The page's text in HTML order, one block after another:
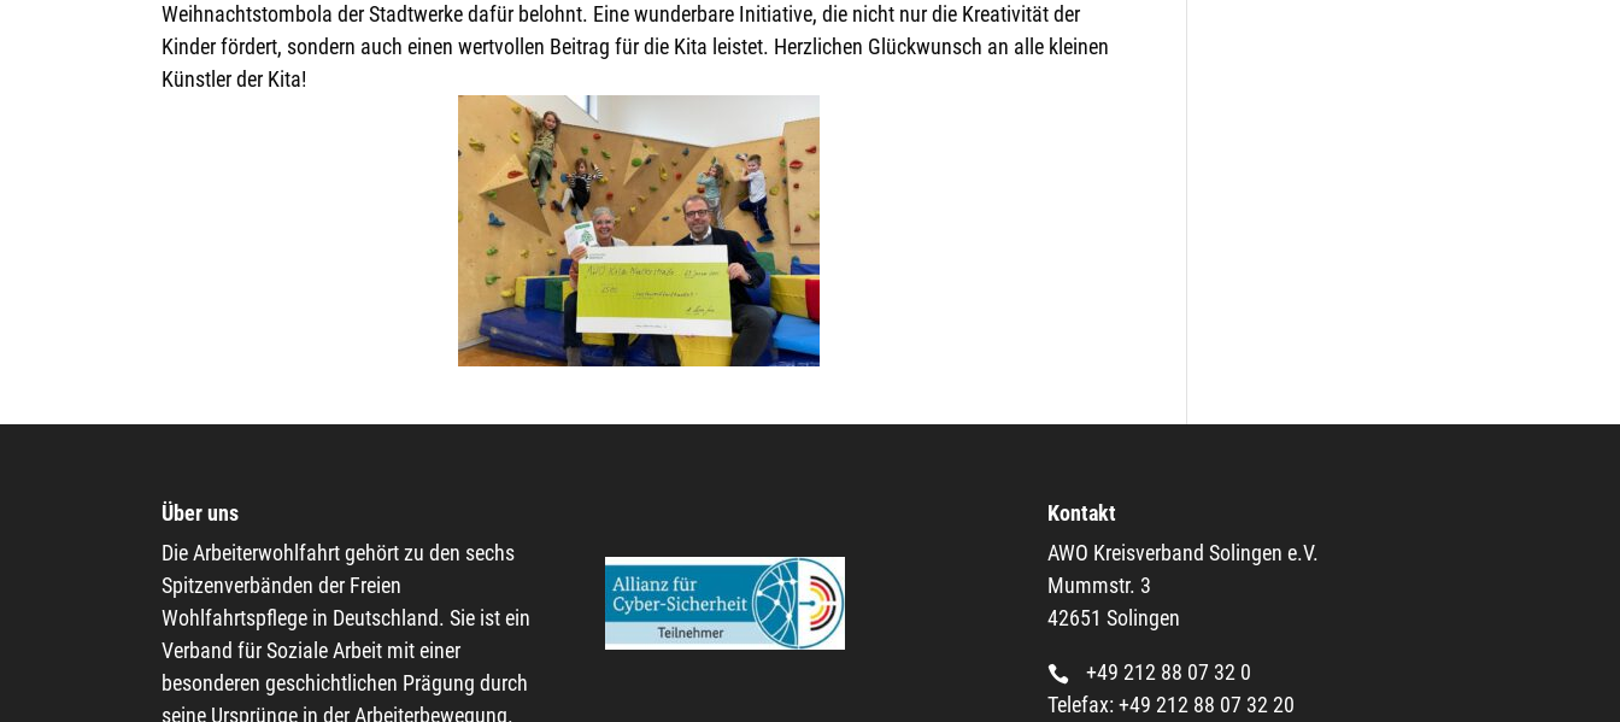
Weihnachtstombola der Stadtwerke dafür belohnt. Eine wunderbare Initiative, die nicht nur die Kreativität der
Kinder fördert, sondern auch einen wertvollen Beitrag für die Kita leistet. Herzlichen Glückwunsch an alle kleinen
Künstler der Kita!
Über uns
Die Arbeiterwohlfahrt gehört zu den sechs
Spitzenverbänden der Freien
Wohlfahrtspflege in Deutschland. Sie ist ein
Verband für Soziale Arbeit mit einer
besonderen geschichtlichen Prägung durch
seine Ursprünge in der Arbeiterbewegung.
Kontakt
AWO Kreisverband Solingen e.V.
Mummstr. 3
42651 Solingen
+49 212 88 07 32 0
Telefax: +49 212 88 07 32 20